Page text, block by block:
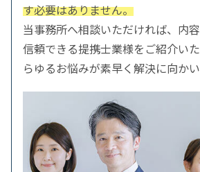
す必要はありません。
当事務所へ相談いただければ、内
信頼できる提携士業様をご紹介い
らゆるお悩みが素早く解決に向かい